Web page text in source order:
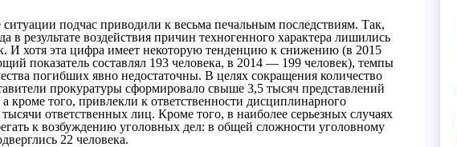
подчас приводили к весьма печальным последствиям. Так,
в результате воздействия причин техногенного характера лишились
И хотя эта цифра имеет некоторую тенденцию к снижению (в 2015
показатель составлял 193 человека, в 2014 — 199 человек), темпы
погибших явно недостаточны. В целях сокращения количество
прокуратуры сформировало свыше 3,5 тысяч представлений
кроме того, привлекли к ответственности дисциплинарного
тысячи ответственных лиц. Кроме того, в наиболее серьезных случаях
к возбуждению уголовных дел: в общей сложности уголовному
22 человека.